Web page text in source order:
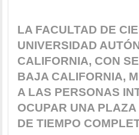
LA FACULTAD DE
UNIVERSIDAD
CALIFORNIA, CON
BAJA CALIFORNIA,
A LAS PERSONAS
OCUPAR UNA
DE TIEMPO